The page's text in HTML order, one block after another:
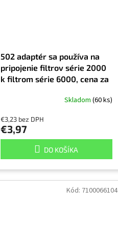
502 adaptér sa používa na
pripojenie filtrov série 2000
k filtrom série 6000, cena za
Skladom (60 ks)
€3,23 bez DPH
€3,97
DO KOŠÍKA
Kód: 7100066104